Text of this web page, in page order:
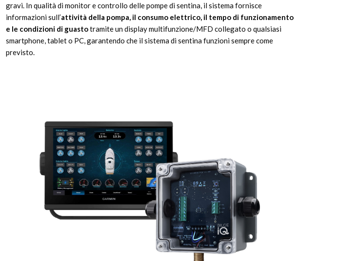
gravi. In qualità di monitor e controllo delle pompe di sentina, il sistema fornisce
informazioni sull’attività della pompa, il consumo elettrico, il tempo di funzionamento
e le condizioni di guastotramite un display multifunzione/MFD collegato o qualsiasi
smartphone, tablet o PC, garantendo che il sistema di sentina funzioni sempre come
previsto.